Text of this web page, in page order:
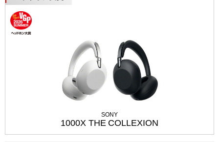
SONY
1000X THE COLLEXION